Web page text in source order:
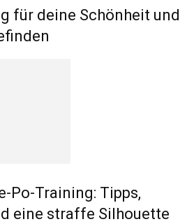
für deine Schönheit und
Po-Training: Tipps,
eine straffe Silhouette